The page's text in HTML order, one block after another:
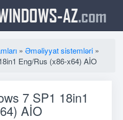
AZ.com
» Əməliyyat sistemləri »
Eng/Rus (x86-x64) AİO
7 SP1 18in1
AİO